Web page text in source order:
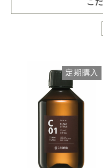
容量・用途で絞り込
定期 業務用オイル250ml
定期 業務用オイル450ml
頻度で絞り込む
毎月お届け
定期購入